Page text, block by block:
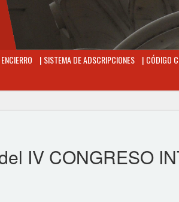
SISTEMA DE ADSCRIPCIONES CÓDIGO
IV CONGRESO